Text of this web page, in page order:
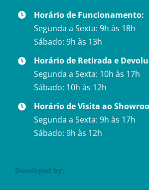
Horário de Funcionamento:
Segunda a Sexta: 9h às 18h
Sábado: 9h às 13h
Horário de Retirada e
Segunda a Sexta: 10h às 17h
Sábado: 10h às 12h
Horário de Visita ao
Segunda a Sexta: 9h às 17h
Sábado: 9h às 12h
Developed by: